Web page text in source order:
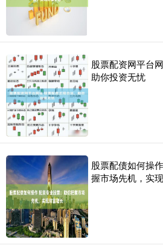
股票配资网平台
助你投资无忧
股票配债如何操
握市场先机，实